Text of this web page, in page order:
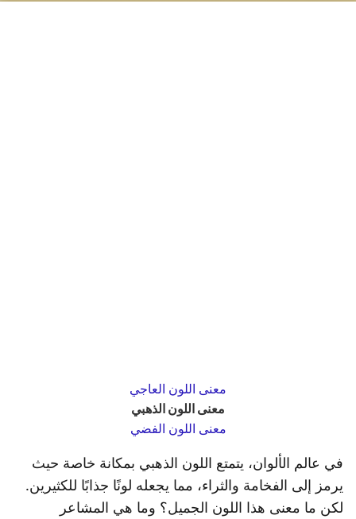
معنى اللون العاجي
معنى اللون الذهبي
معنى اللون الفضي
في عالم الألوان، يتمتع اللون الذهبي بمكانة خاصة حيث
يرمز إلى الفخامة والثراء، مما يجعله لونًا جذابًا للكثيرين.
لكن ما معنى هذا اللون الجميل؟ وما هي المشاعر